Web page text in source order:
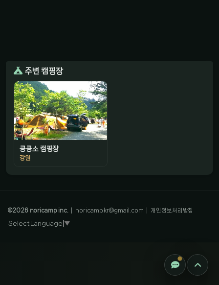
주변 캠핑장
쿵쿵소 캠핑장
강원
©2026noricamp inc. noricamp.kr@gmail.com 개인정보처리방침
Select Language ▼